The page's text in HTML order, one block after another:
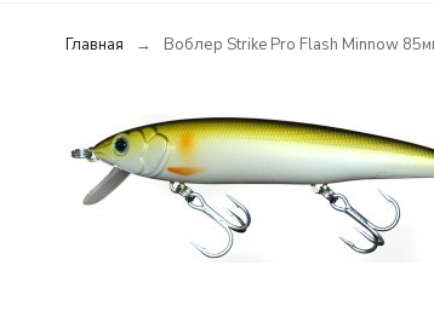
Главная Воблер Strike Pro Flash Minnow